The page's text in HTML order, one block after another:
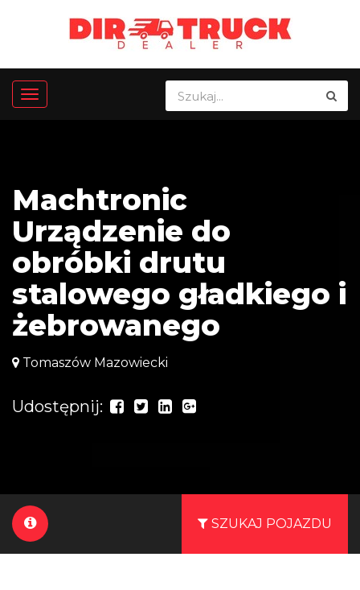
Machtronic
Urządzenie do
obróbki drutu
stalowego gładkiego i
żebrowanego
Tomaszów Mazowiecki
Udostępnij:
SZUKAJ POJAZDU